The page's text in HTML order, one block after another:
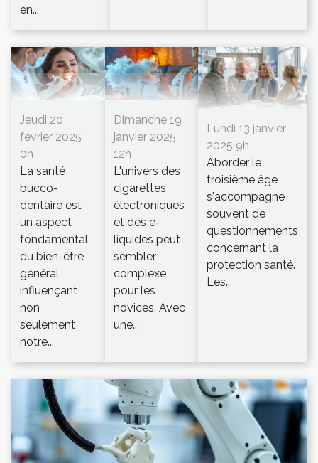
en...
Jeudi 20
février 2025
0h
La santé
bucco-
dentaire est
un aspect
fondamental
du bien-être
général,
influençant
non
seulement
notre...
Dimanche 19
janvier 2025
12h
L'univers des
cigarettes
électroniques
et des e-
liquides peut
sembler
complexe
pour les
novices. Avec
une...
Lundi 13 janvier
2025 9h
Aborder le
troisième âge
s'accompagne
souvent de
questionnements
concernant la
protection santé.
Les...